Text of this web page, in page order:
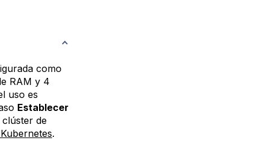
como
RAM y 4
uso es
Establecer
de
.